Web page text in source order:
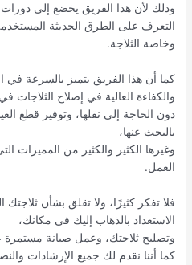
وذلك لأن هذا الفريق يخضع إلى دورات
التعرف على الطرق الحديثة
وخاصة الثلاجة.
كما أن هذا الفريق يتميز بالسرعة في
والكفاءة العالية في إصلاح
دون الحاجة إلى نقلها، وتوفير قطع
بالبحث عنها،
وغيرها الكثير والكثير من المميزات
العمل.
فلا تفكر كثيرًا، ولا تقلق بشأن
الاستعداد بالذهاب إليك في مكانك،
وتصليح ثلاجتك، وعمل صيانة مستمرة
كما أننا نقدم لك جميع الإرشادات